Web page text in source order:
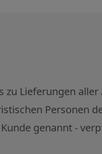
Lieferungen aller
Personen
genannt -